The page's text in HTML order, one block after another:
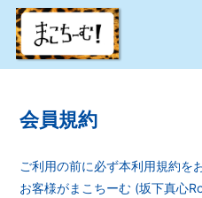
会員規約
ご利用の前に必ず本利用規約を
お客様がまこちーむ (坂下真心